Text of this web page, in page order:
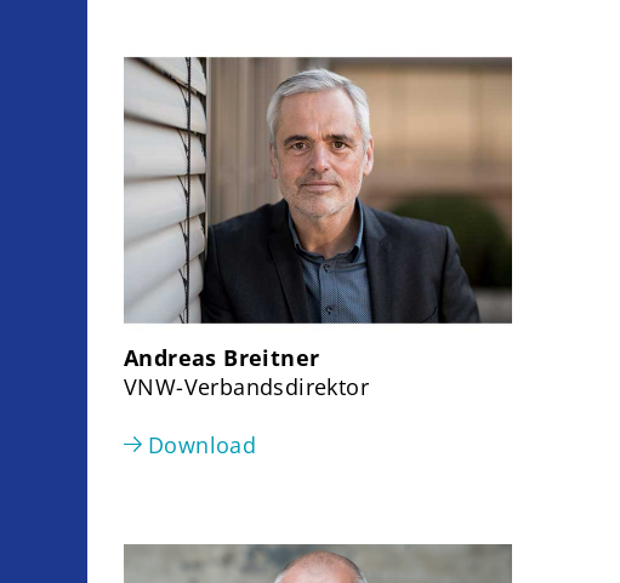
Andreas Breitner
VNW-Verbandsdirektor
Download